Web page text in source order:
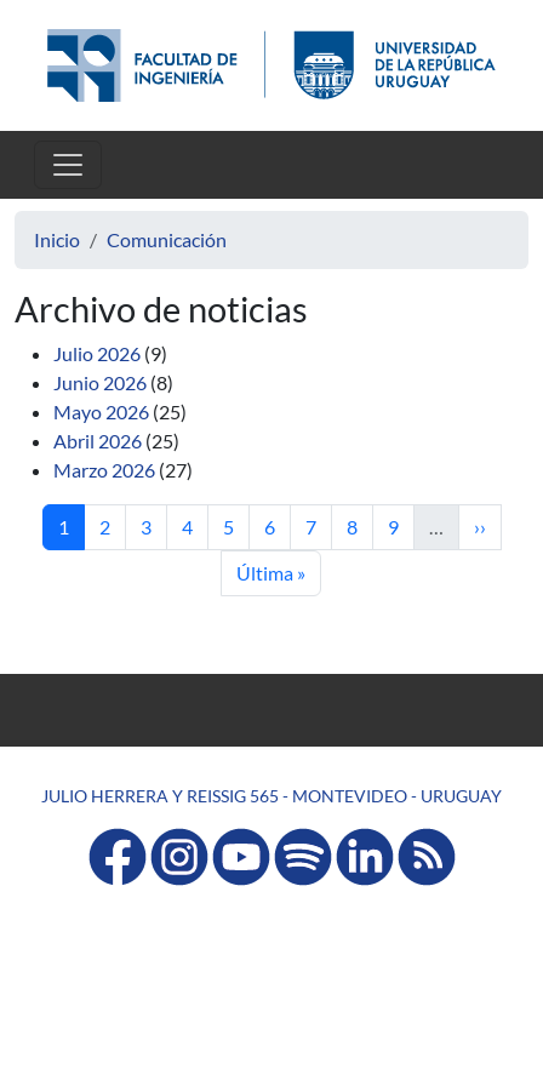
Inicio Comunicación
Archivo de noticias
Julio 2026 (9)
Junio 2026 (8)
Mayo 2026 (25)
Abril 2026 (25)
Marzo 2026 (27)
Página actual
1 Página
2 Página
3 Página
4 Página
5 Página
6 Página
7 Página
8 Página
9 …
››
Última página
Última »
JULIO HERRERA Y REISSIG 565 - MONTEVIDEO - URUGUAY